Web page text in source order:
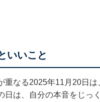
いいこと
重なる2025年11月20日
日は、自分の本音をじっ